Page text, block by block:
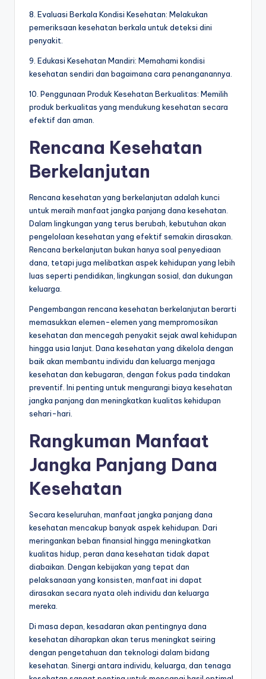
8. Evaluasi Berkala Kondisi Kesehatan: Melakukan
pemeriksaan kesehatan berkala untuk deteksi dini
penyakit.
9. Edukasi Kesehatan Mandiri: Memahami kondisi
kesehatan sendiri dan bagaimana cara penanganannya.
10. Penggunaan Produk Kesehatan Berkualitas: Memilih
produk berkualitas yang mendukung kesehatan secara
efektif dan aman.
Rencana Kesehatan
Berkelanjutan
Rencana kesehatan yang berkelanjutan adalah kunci
untuk meraih manfaat jangka panjang dana kesehatan.
Dalam lingkungan yang terus berubah, kebutuhan akan
pengelolaan kesehatan yang efektif semakin dirasakan.
Rencana berkelanjutan bukan hanya soal penyediaan
dana, tetapi juga melibatkan aspek kehidupan yang lebih
luas seperti pendidikan, lingkungan sosial, dan dukungan
keluarga.
Pengembangan rencana kesehatan berkelanjutan berarti
memasukkan elemen-elemen yang mempromosikan
kesehatan dan mencegah penyakit sejak awal kehidupan
hingga usia lanjut. Dana kesehatan yang dikelola dengan
baik akan membantu individu dan keluarga menjaga
kesehatan dan kebugaran, dengan fokus pada tindakan
preventif. Ini penting untuk mengurangi biaya kesehatan
jangka panjang dan meningkatkan kualitas kehidupan
sehari-hari.
Rangkuman Manfaat
Jangka Panjang Dana
Kesehatan
Secara keseluruhan, manfaat jangka panjang dana
kesehatan mencakup banyak aspek kehidupan. Dari
meringankan beban finansial hingga meningkatkan
kualitas hidup, peran dana kesehatan tidak dapat
diabaikan. Dengan kebijakan yang tepat dan
pelaksanaan yang konsisten, manfaat ini dapat
dirasakan secara nyata oleh individu dan keluarga
mereka.
Di masa depan, kesadaran akan pentingnya dana
kesehatan diharapkan akan terus meningkat seiring
dengan pengetahuan dan teknologi dalam bidang
kesehatan. Sinergi antara individu, keluarga, dan tenaga